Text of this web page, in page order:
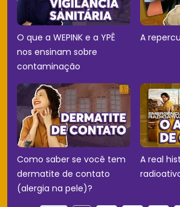
O que a WEPINK e a YPÊ
nos ensinam sobre
contaminação
A
Como saber se você tem
dermatite de contato
(alergia na pele)?
A real